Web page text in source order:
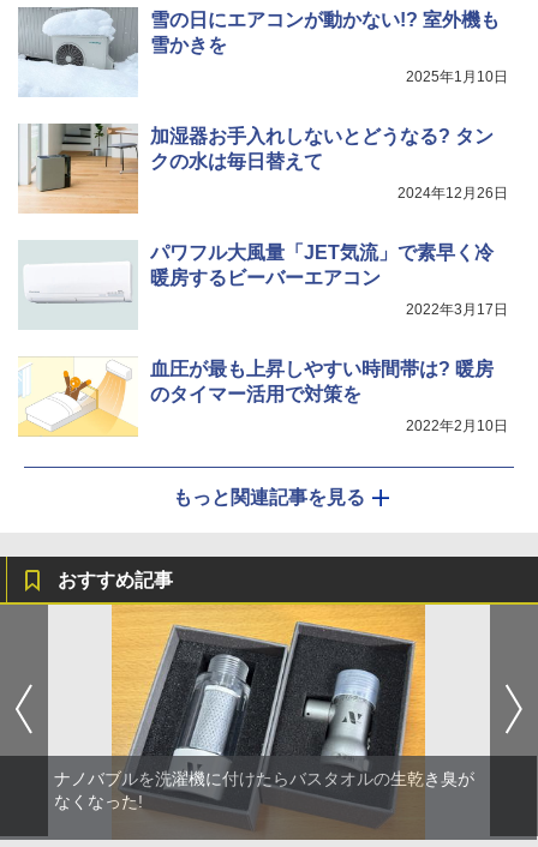
雪の日にエアコンが動かない!? 室外機も
雪かきを
2025年1月10日
加湿器お手入れしないとどうなる? タン
クの水は毎日替えて
2024年12月26日
パワフル大風量「JET気流」で素早く冷
暖房するビーバーエアコン
2022年3月17日
血圧が最も上昇しやすい時間帯は? 暖房
のタイマー活用で対策を
2022年2月10日
もっと関連記事を見る
おすすめ記事
ナノバブルを洗濯機に付けたらバスタオルの生乾き臭が
なくなった!